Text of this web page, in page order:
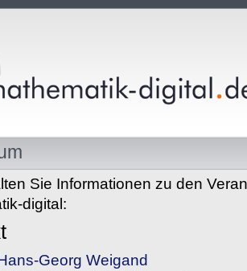
Sie Informationen zu den
digital:
Georg Weigand